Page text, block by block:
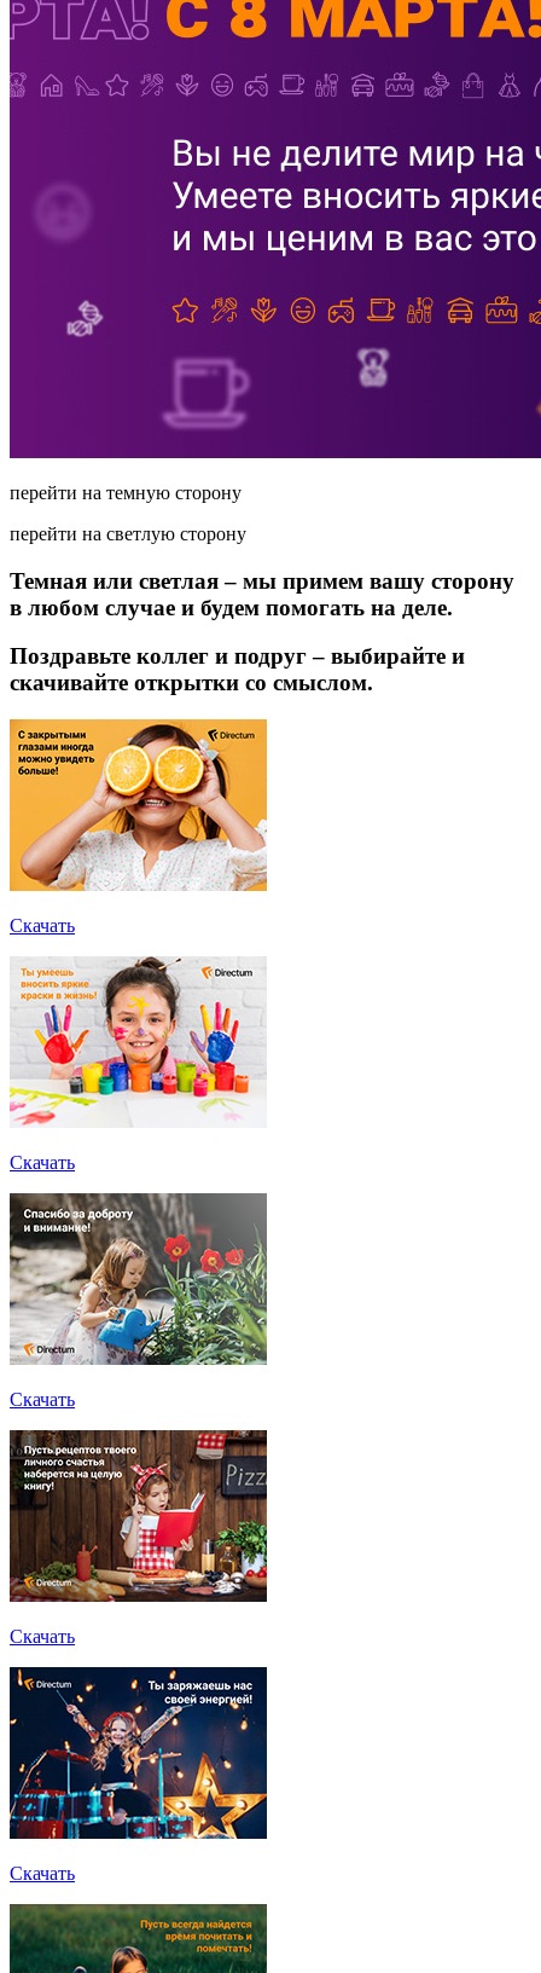
перейти на темную сторону
перейти на светлую сторону
Темная или светлая – мы примем вашу сторону
в любом случае и будем помогать на деле.
Поздравьте коллег и подруг – выбирайте и
скачивайте открытки со смыслом.
Скачать
Скачать
Скачать
Скачать
Скачать